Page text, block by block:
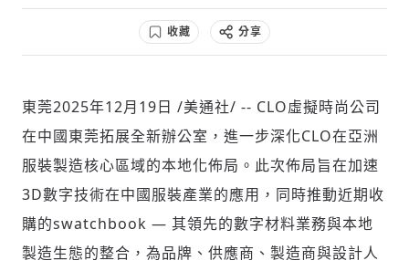
科技
社會
收藏 分享
東莞2025年12月19日 /美通社/ -- CLO虛擬時尚公司
在中國東莞拓展全新辦公室，進一步深化CLO在亞洲
服裝製造核心區域的本地化佈局。此次佈局旨在加速
3D數字技術在中國服裝產業的應用，同時推動近期收
購的swatchbook — 其領先的數字材料業務與本地
製造生態的整合，為品牌、供應商、製造商與設計人